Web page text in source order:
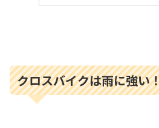
クロスバイクは雨に強い